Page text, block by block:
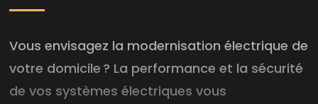
Vous envisagez la modernisation électrique de
votre domicile ? La performance et la sécurité
de vos systèmes électriques vous